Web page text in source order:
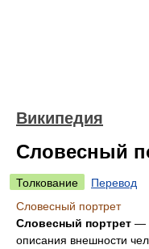
Википедия
Словесный
Толкование
Перевод
Словесный портрет
Словесный портрет —
описания внешности